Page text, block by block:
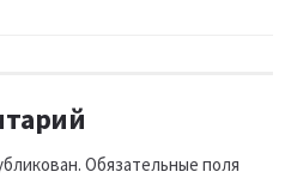
Обязательные поля